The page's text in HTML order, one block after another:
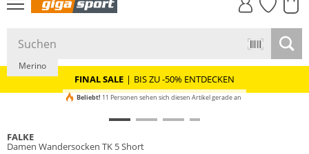
GIGASTYLE
FAHRRAD­
MUST-HAVE
FINAL SALE | BIS ZU -50% ENTDECKEN
Merino
Beliebt! 11 Personen sehen sich diesen Artikel gerade an
FALKE
Damen Wandersocken TK 5 Short